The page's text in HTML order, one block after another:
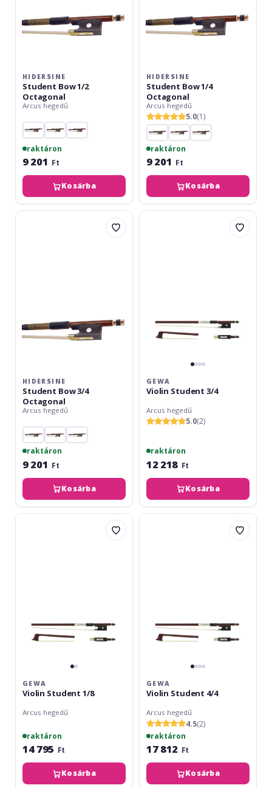
HIDERSINE
Student Bow 1/2
Octagonal
Arcus hegedű
raktáron
9 201 Ft
Kosárba
HIDERSINE
Student Bow 1/4
Octagonal
Arcus hegedű
5.0(1)
raktáron
9 201 Ft
Kosárba
Hidersine
HIDERSINE
Student Bow 3/4
Octagonal
Arcus hegedű
raktáron
9 201 Ft
Kosárba
Gewa
GEWA
Violin Student 3/4
Arcus hegedű
5.0(2)
raktáron
12 218 Ft
Kosárba
Gewa
GEWA
Violin Student 1/8
Arcus hegedű
raktáron
14 795 Ft
Kosárba
Gewa
GEWA
Violin Student 4/4
Arcus hegedű
4.5(2)
raktáron
17 812 Ft
Kosárba